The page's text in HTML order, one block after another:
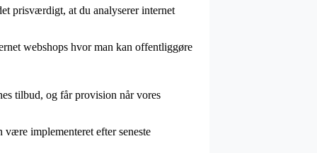
prisværdigt, at du analyserer internet
webshops hvor man kan offentliggøre
tilbud, og får provision når vores
implementeret efter seneste